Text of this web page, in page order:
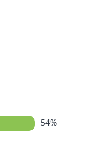
54%